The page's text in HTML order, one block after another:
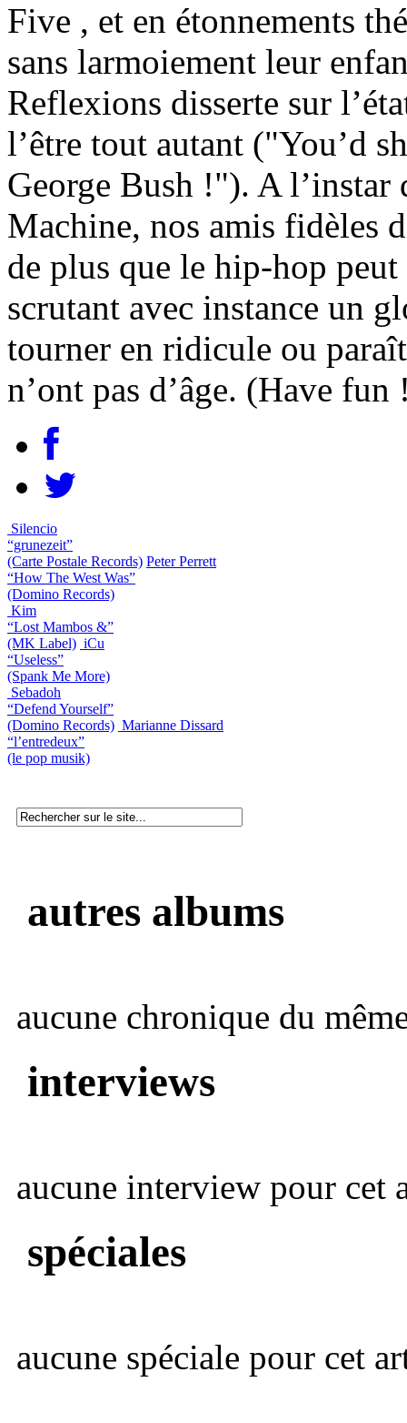
Five , et en étonnements
sans larmoiement leur
Reflexions disserte sur
l’être tout autant ("You’d
George Bush !"). A
Machine, nos amis fidèles
de plus que le hip-hop
scrutant avec instance un
tourner en ridicule ou
n’ont pas d’âge. (Have fun
Silencio
“grunezeit”
(Carte Postale Records) Peter Perrett
“How The West Was”
(Domino Records)
Kim
“Lost Mambos &”
(MK Label) iCu
“Useless”
(Spank Me More)
Sebadoh
“Defend Yourself”
(Domino Records) Marianne Dissard
“l’entredeux”
(le pop musik)
autres albums
aucune chronique du
interviews
aucune interview pour cet
spéciales
aucune spéciale pour cet